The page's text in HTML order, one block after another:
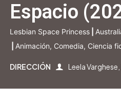
Espacio
Lesbian Space Princess
Animación, Comedia, Ciencia
DIRECCIÓN Leela